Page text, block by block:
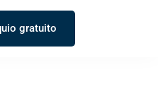
gratuito